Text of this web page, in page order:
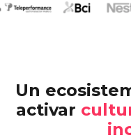
Un
activar